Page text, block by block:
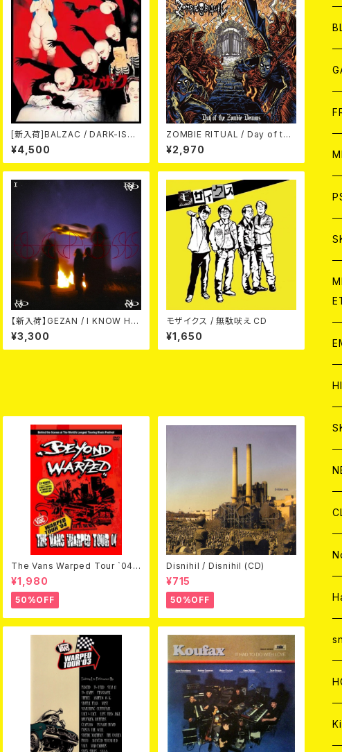
[新入荷]BALZAC / DARK-ISM
-20th Anniversary Compilati
on- (2CD)
¥4,500
ZOMBIE RITUAL / Day of the
Zombie Demons
¥2,970
【新入荷】GEZAN / I KNOW HO
W NOW (CD)
¥3,300
モザイクス / 無駄吠え CD
¥1,650
The Vans Warped Tour `04
Beyond Warped (国内盤DVD)
¥1,980
50%OFF
Disnihil / Disnihil (CD)
¥715
50%OFF
CD